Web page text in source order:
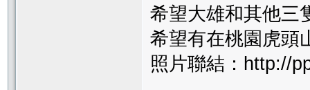
希望大雄和其他三
希望有在桃園虎頭
照片聯結：http://